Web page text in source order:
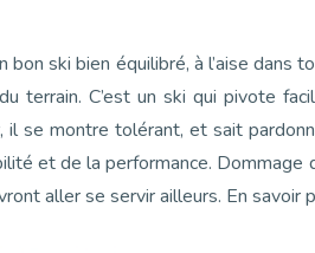
ski bien équilibré, à l’aise dans
terrain. C’est un ski qui pivote
il se montre tolérant, et sait
et de la performance.
aller se servir ailleurs. En savoir